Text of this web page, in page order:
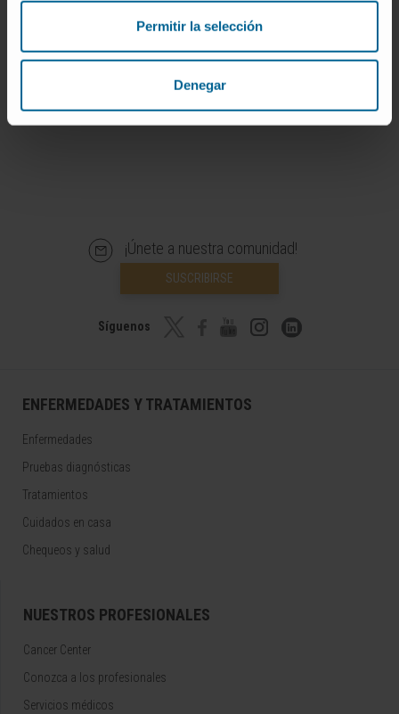
Permitir la selección
Denegar
MÁS SOBRE LA ALERGIA A LA LECHE
¡Únete a nuestra comunidad!
SUSCRIBIRSE
Síguenos
ENFERMEDADES Y TRATAMIENTOS
Enfermedades
Pruebas diagnósticas
Tratamientos
Cuidados en casa
Chequeos y salud
NUESTROS PROFESIONALES
Cancer Center
Conozca a los profesionales
Servicios médicos